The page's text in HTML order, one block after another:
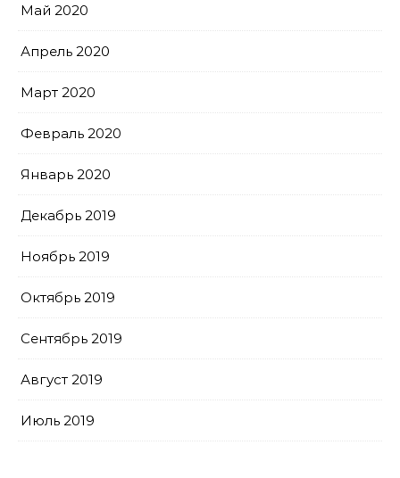
Май 2020
Апрель 2020
Март 2020
Февраль 2020
Январь 2020
Декабрь 2019
Ноябрь 2019
Октябрь 2019
Сентябрь 2019
Август 2019
Июль 2019